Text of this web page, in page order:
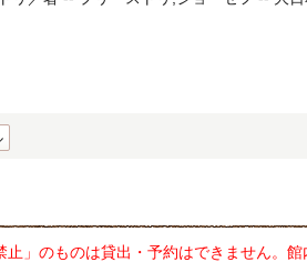
」のものは貸出・予約はできません。